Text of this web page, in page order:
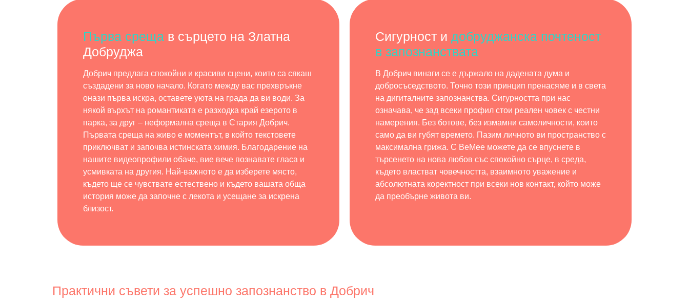
Първа среща в сърцето на Златна
Добруджа
Добрич предлага спокойни и красиви сцени, които са сякаш
създадени за ново начало. Когато между вас прехвръкне
онази първа искра, оставете уюта на града да ви води. За
някой върхът на романтиката е разходка край езерото в
парка, за друг – неформална среща в Стария Добрич.
Първата среща на живо е моментът, в който текстовете
приключват и започва истинската химия. Благодарение на
нашите видеопрофили обаче, вие вече познавате гласа и
усмивката на другия. Най-важното е да изберете място,
където ще се чувствате естествено и където вашата обща
история може да започне с лекота и усещане за искрена
близост.
Сигурност и добруджанска почтеност
в запознанствата
В Добрич винаги се е държало на дадената дума и
добросъседството. Точно този принцип пренасяме и в света
на дигиталните запознанства. Сигурността при нас
означава, че зад всеки профил стои реален човек с честни
намерения. Без ботове, без измамни самоличности, които
само да ви губят времето. Пазим личното ви пространство с
максимална грижа. С BeMee можете да се впуснете в
търсенето на нова любов със спокойно сърце, в среда,
където властват човечността, взаимното уважение и
абсолютната коректност при всеки нов контакт, който може
да преобърне живота ви.
Практични съвети за успешно запознанство в Добрич